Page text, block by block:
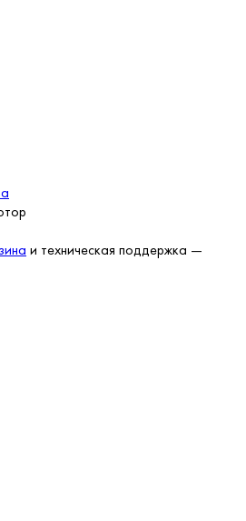
и техническая поддержка —